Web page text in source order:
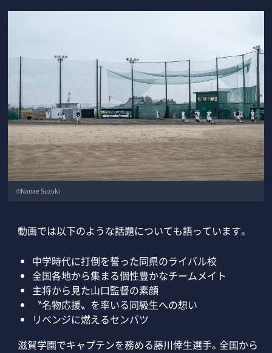
©Nanae Suzuki
動画では以下のような話題についても語っています。
中学時代に打倒を誓った同県のライバル校
全国各地から集まる個性豊かなチームメイト
主将から見た山口監督の素顔
〝名物応援〟を率いる同級生への想い
リベンジに燃えるセンバツ
滋賀学園でキャプテンを務める藤川倖生選手。全国から